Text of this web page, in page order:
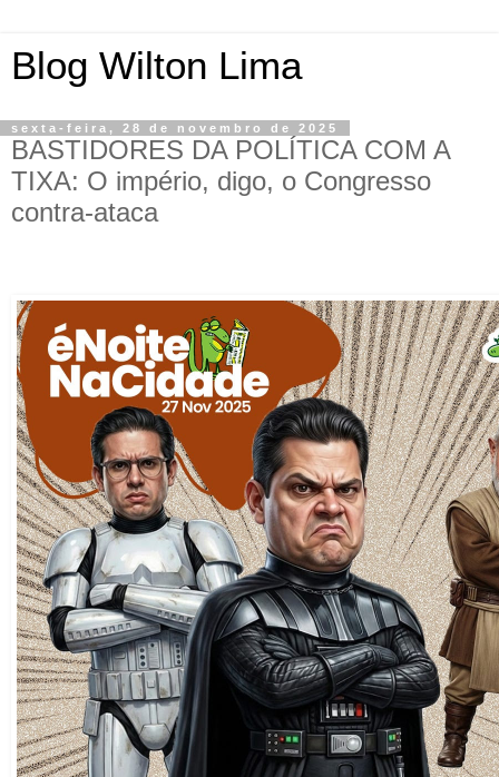
Blog Wilton Lima
sexta-feira, 28 de novembro de 2025
BASTIDORES DA POLÍTICA COM A
TIXA: O império, digo, o Congresso
contra-ataca